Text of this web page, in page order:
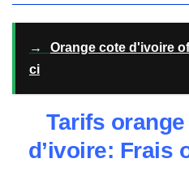
→
Orange cote d'ivoire
ci
Tarifs
d’ivoire: Frais